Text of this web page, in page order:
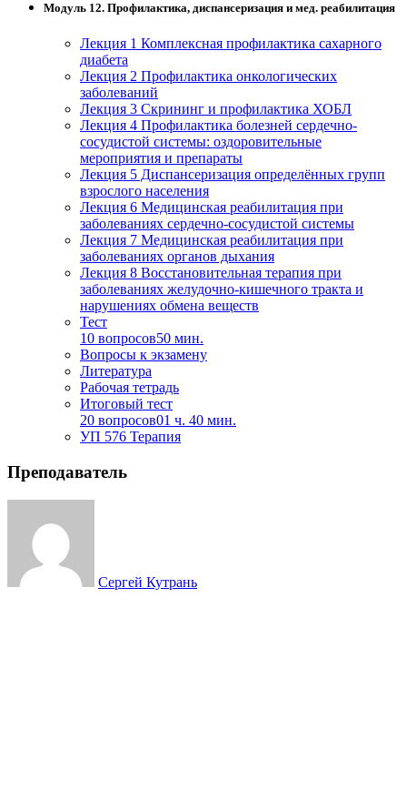
Модуль 12. Профилактика, диспансеризация и мед. реабилитация
Лекция 1 Комплексная профилактика сахарного
диабета
Лекция 2 Профилактика онкологических
заболеваний
Лекция 3 Скрининг и профилактика ХОБЛ
Лекция 4 Профилактика болезней сердечно-
сосудистой системы: оздоровительные
мероприятия и препараты
Лекция 5 Диспансеризация определённых групп
взрослого населения
Лекция 6 Медицинская реабилитация при
заболеваниях сердечно-сосудистой системы
Лекция 7 Медицинская реабилитация при
заболеваниях органов дыхания
Лекция 8 Восстановительная терапия при
заболеваниях желудочно-кишечного тракта и
нарушениях обмена веществ
Тест
10 вопросов50 мин.
Вопросы к экзамену
Литература
Рабочая тетрадь
Итоговый тест
20 вопросов01 ч. 40 мин.
УП 576 Терапия
Преподаватель
Сергей Кутрань